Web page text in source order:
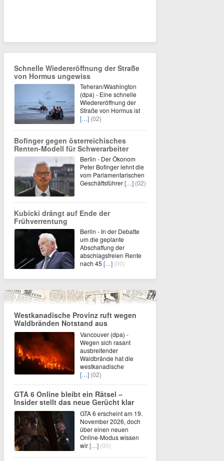
Schnelle Wiedereröffnung der Straße
von Hormus ungewiss
Teheran/Washington
(dpa) - Eine schnelle
Wiedereröffnung der
Straße von Hormus ist
[…] (02)
Bofinger gegen österreichisches
Renten-Modell für Schwerarbeiter
Berlin - Der Ökonom
Peter Bofinger lehnt die
vom Parlamentarischen
Geschäftsführer[…] (02)
Kubicki drängt auf Ende der
Frühverrentung
Berlin - In der Debatte
um die geplante
Abschaffung der
abschlagsfreien Rente
nach 45 […] (00)
Westkanadische Provinz ruft wegen
Waldbränden Notstand aus
Vancouver (dpa) -
Wegen sich rasant
ausbreitender
Waldbrände hat die
westkanadische
[…] (02)
GTA 6 Online bleibt ein Rätsel –
Insider stellt das neue Gerücht klar
GTA 6 erscheint am 19.
November 2026, doch
über einen neuen
Online-Modus wissen
wir[…] (00)